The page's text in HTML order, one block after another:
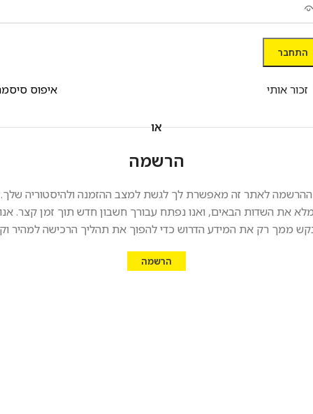
התחבר
איפוס זכור אותי
או
הרשמה
ההרשמה לאתר זה מאפשרת לך לגשת למצב ההזמנה ולהיסטוריה שלך.
את השדות הבאים, ואנו נפתח עבורך חשבון חדש תוך זמן קצר.
ממך רק את המידע הדרוש כדי להפוך את תהליך הרכישה למהיר
הרשמה